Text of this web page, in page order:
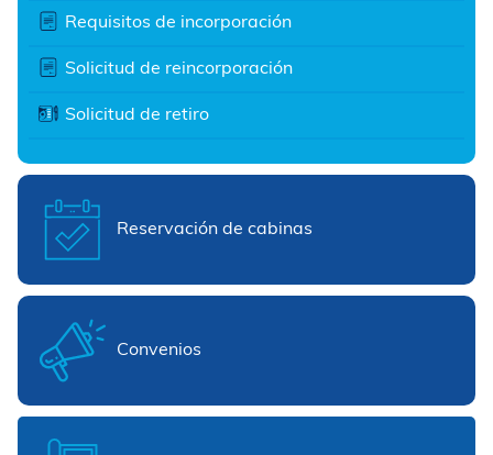
Requisitos de incorporación
Solicitud de reincorporación
Solicitud de retiro
Reservación de cabinas
Convenios